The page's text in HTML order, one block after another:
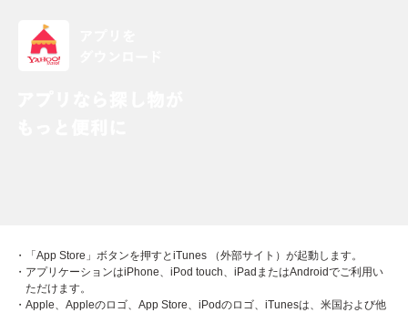
・「App Store」ボタンを押すとiTunes （外部サイト）が起動します。
・アプリケーションはiPhone、iPod touch、iPadまたはAndroidでご利用い
ただけます。
・Apple、Appleのロゴ、App Store、iPodのロゴ、iTunesは、米国および他